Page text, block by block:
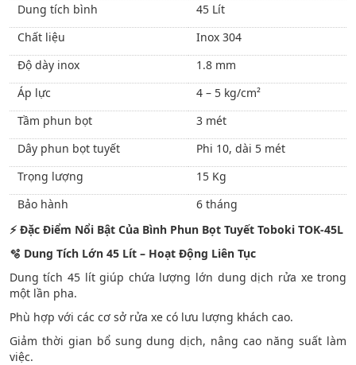
Dung tích bình
45 Lít
Chất liệu
Inox 304
Độ dày inox
1.8 mm
Áp lực
4 – 5 kg/cm²
Tầm phun bọt
3 mét
Dây phun bọt tuyết
Phi 10, dài 5 mét
Trọng lượng
15 Kg
Bảo hành
6 tháng
⚡Đặc Điểm Nổi Bật Của Bình Phun Bọt Tuyết Toboki TOK-45L
🫧 Dung Tích Lớn 45 Lít – Hoạt Động Liên Tục
Dung tích 45 lít giúp chứa lượng lớn dung dịch rửa xe trong
một lần pha.
Phù hợp với các cơ sở rửa xe có lưu lượng khách cao.
Giảm thời gian bổ sung dung dịch, nâng cao năng suất làm
việc.